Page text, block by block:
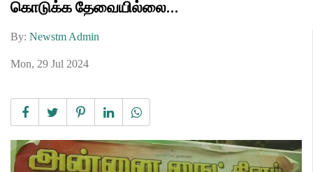
கொடுக்க தேவையில்லை...
By: Newstm Admin
Mon, 29 Jul 2024